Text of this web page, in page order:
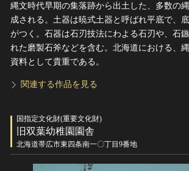
縄文時代早期の集落跡から出土した、多数の
成される。土器は暁式土器と呼ばれ平底で、
がつく。石器は石刃技法にわよる石刃や、石
れた磨製石斧などを含む。北海道における、
資料として貴重である。
関連する作品を見る
国指定文化財(重要文化財)
旧双葉幼稚園園舎
北海道帯広市東四条南一〇丁目9番地